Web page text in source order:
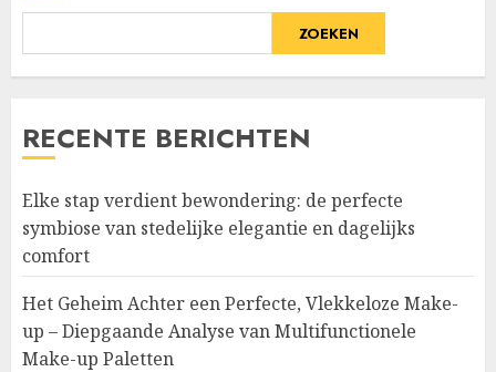
ZOEKEN
RECENTE BERICHTEN
Elke stap verdient bewondering: de perfecte
symbiose van stedelijke elegantie en dagelijks
comfort
Het Geheim Achter een Perfecte, Vlekkeloze Make-
up – Diepgaande Analyse van Multifunctionele
Make-up Paletten